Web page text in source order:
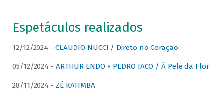
Espetáculos realizados
12/12/2024 - CLAUDIO NUCCI / Direto no Coração
05/12/2024 - ARTHUR ENDO + PEDRO IACO / À Pele da Flor
28/11/2024 - ZÉ KATIMBA